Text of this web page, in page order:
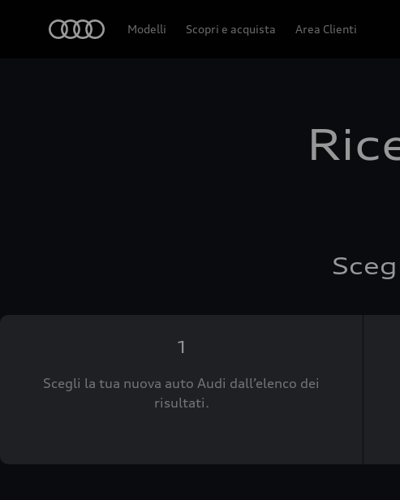
Modelli Scopri e acquista Area Clienti
1
Scegli la tua nuova auto Audi dall’elenco dei
risultati.